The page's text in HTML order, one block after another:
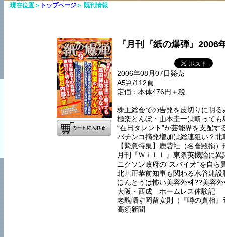
現在位置＞ トップページ ＞ 既刊情報
『月刊『紙の爆弾』2006
2006年08月07日発売
A5判/112頁
定価：本体476円＋税
株主総会での告発を皮切りに明
極楽とんぼ・山本圭一は斬って
“在日タレント”が芸能界を支配す
パチンコ摘発増加は総連狙い？
【緊急特集】鹿砦社（名誉毀損
月刊『ＷｉＬＬ』東条英機論に異
ニクソン政府の“スパイ犬”を自
北川正恭前知事も関わる水谷建
ほんとうは怖い美容外科??美容
大阪・西成 ホームレス体験記
老醜晒す岡留安則（『噂の真相』
高須新聞